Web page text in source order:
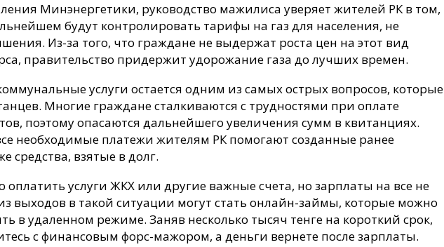
Минэнергетики, руководство мажилиса уверяет жителей РК в том,
будут контролировать тарифы на газ для населения, не
Из-за того, что граждане не выдержат роста цен на этот вид
правительство придержит удорожание газа до лучших времен.
услуги остается одним из самых острых вопросов, которые
Многие граждане сталкиваются с трудностями при оплате
поэтому опасаются дальнейшего увеличения сумм в квитанциях.
необходимые платежи жителям РК помогают созданные ранее
средства, взятые в долг.
оплатить услуги ЖКХ или другие важные счета, но зарплаты на все не
выходов в такой ситуации могут стать онлайн-займы, которые можно
в удаленном режиме. Заняв несколько тысяч тенге на короткий срок,
с финансовым форс-мажором, а деньги вернете после зарплаты.